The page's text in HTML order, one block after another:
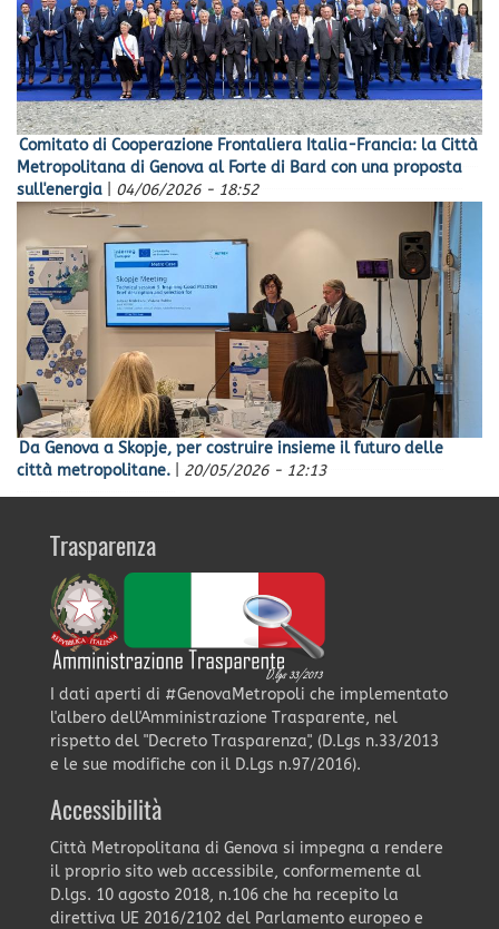
Comitato di Cooperazione Frontaliera Italia-Francia: la Città
Metropolitana di Genova al Forte di Bard con una proposta
sull'energia
04/06/2026 - 18:52
Da Genova a Skopje, per costruire insieme il futuro delle
città metropolitane.
20/05/2026 - 12:13
Trasparenza
I dati aperti di #GenovaMetropoli che implementato
l'albero dell'Amministrazione Trasparente, nel
rispetto del "Decreto Trasparenza", (D.Lgs n.33/2013
e le sue modifiche con il D.Lgs n.97/2016).
Accessibilità
Città Metropolitana di Genova si impegna a rendere
il proprio sito web accessibile, conformemente al
D.lgs. 10 agosto 2018, n.106 che ha recepito la
direttiva UE 2016/2102 del Parlamento europeo e